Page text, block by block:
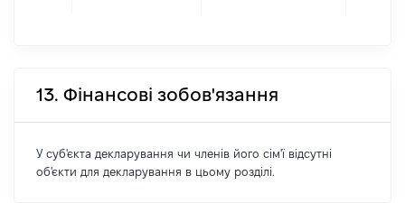
13. Фінансові зобов'язання
У суб'єкта декларування чи членів його сім'ї відсутні
об'єкти для декларування в цьому розділі.